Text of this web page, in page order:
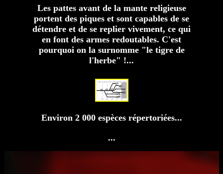
Les pattes avant de la mante religieuse
portent des piques et sont capables de se
détendre et de se replier vivement, ce qui
en font des armes redoutables. C'est
pourquoi on la surnomme "le tigre de
l'herbe" !...
Environ 2 000 espèces répertoriées...
...